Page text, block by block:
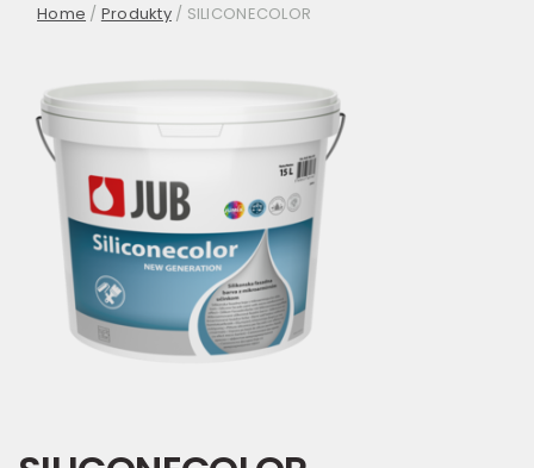
Home / Produkty/ SILICONECOLOR